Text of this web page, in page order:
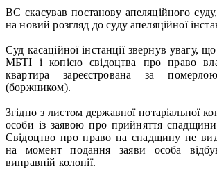
ВС скасував постанову апеляційного
на новий розгляд до суду апеляційної
Суд касаційної інстанції звернув увагу,
МБТІ і копією свідоцтва про право
квартира зареєстрована за
(боржником).
Згідно з листом державної нотаріальної
особи із заявою про прийняття спадщини
Свідоцтво про право на спадщину не
на момент подання заяви особа
виправній колонії.